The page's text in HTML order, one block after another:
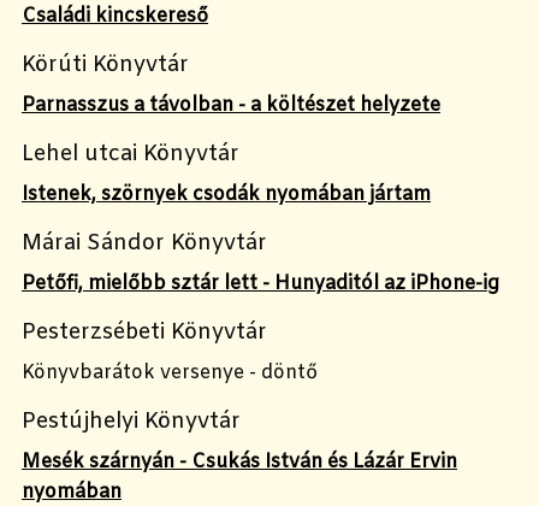
Családi kincskereső
Körúti Könyvtár
Parnasszus a távolban - a költészet helyzete
Lehel utcai Könyvtár
Istenek, szörnyek csodák nyomában jártam
Márai Sándor Könyvtár
Petőfi, mielőbb sztár lett - Hunyaditól az iPhone-ig
Pesterzsébeti Könyvtár
Könyvbarátok versenye - döntő
Pestújhelyi Könyvtár
Mesék szárnyán - Csukás István és Lázár Ervin
nyomában